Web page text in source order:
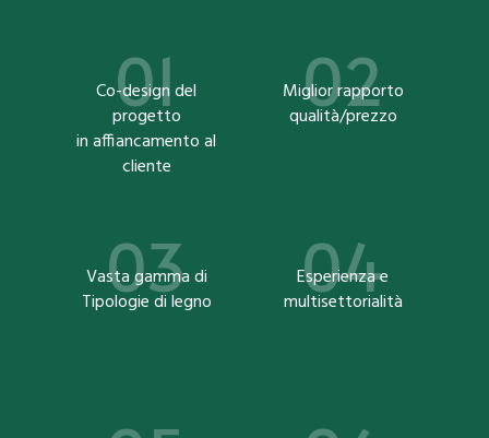
Co-design del
progetto
in affiancamento al
cliente
Miglior rapporto
qualità/prezzo
Vasta gamma di
Tipologie di legno
Esperienza e
multisettorialità